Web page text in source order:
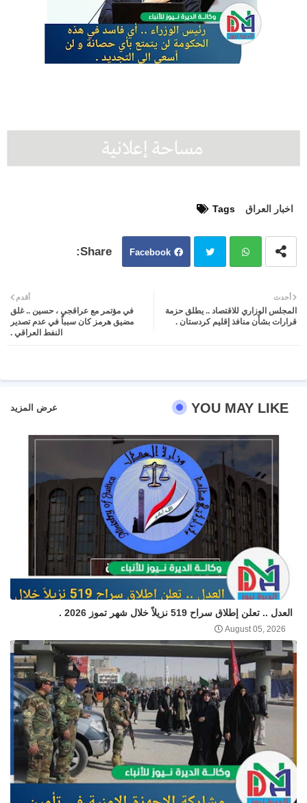
Tags اخبار العراق
Facebook
ter atsa
أحدث
المجلس الوزاري للاقتصاد .. يطلق حزمة
قرارات بشأن منافذ إقليم كردستان .
أقدم
في مؤتمر مع عراقجي ، حسين .. غلق
مضيق هرمز كان سبباً في عدم تصدير
النفط العراقي .
YOU MAY LIKE عرض المزيد
العدل .. تعلن إطلاق سراح 519 نزيلاً خلال شهر تموز 2026 .
August 05, 2026